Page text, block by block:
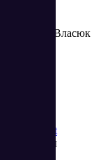
Елена Власюк
Market
Реквизиты